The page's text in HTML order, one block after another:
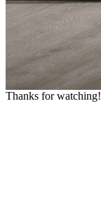
Thanks for watching!